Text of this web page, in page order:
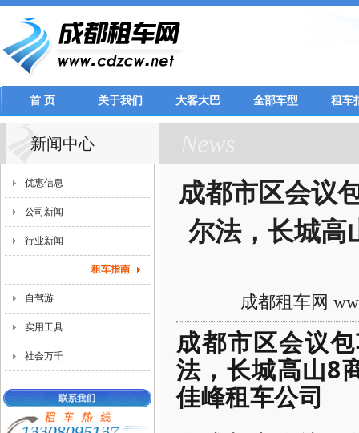
首 页 关于我们 大客大巴 全部车型 租车
新闻中心
优惠信息
公司新闻
行业新闻
租车指南
自驾游
实用工具
社会万千
成都市区会议
尔法，长城高
成都租车网
成都市区会议
法，长城高山8
佳峰租车公司